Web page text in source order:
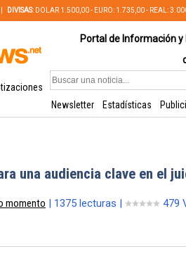
DIVISAS: DOLAR 1.500,00 - EURO: 1.735,00 - REAL:
Portal de Información
Newsletter
Estadísticas
una audiencia clave en el
momento | 1375 lecturas | 479